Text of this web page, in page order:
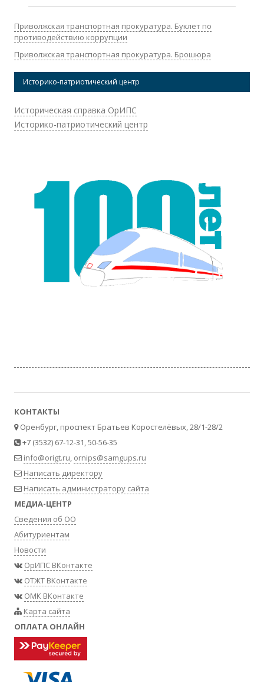
Приволжская транспортная прокуратура. Буклет по
противодействию коррупции
Приволжская транспортная прокуратура. Брошюра
Историко-патриотический центр
Историческая справка ОрИПС
Историко-патриотический центр
КОНТАКТЫ
Оренбург, проспект Братьев Коростелёвых, 28/1-28/2
+7 (3532) 67-12-31, 50-56-35
info@origt.ru, ornips@samgups.ru
Написать директору
Написать администратору сайта
МЕДИА-ЦЕНТР
Сведения об ОО
Абитуриентам
Новости
ОрИПС ВКонтакте
ОТЖТ ВКонтакте
ОМК ВКонтакте
Карта сайта
ОПЛАТА ОНЛАЙН